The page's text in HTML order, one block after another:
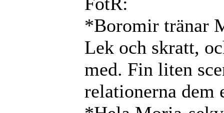
*Boromir tränar
Lek och skratt,
med. Fin liten
relationerna dem